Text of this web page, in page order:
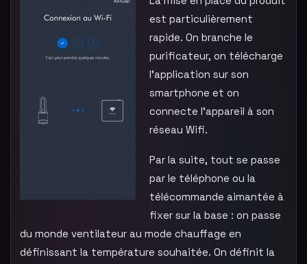
est particulièrement
rapide. On branche le
purificateur, on télécharge
l’application sur son
smartphone et on
connecte l’appareil à son
réseau Wifi.
Par la suite, tout se passe
par le téléphone ou la
télécommande aimantée à
fixer sur la base : on passe
du monde ventilateur au mode chauffage en
définissant la température souhaitée. On définit la